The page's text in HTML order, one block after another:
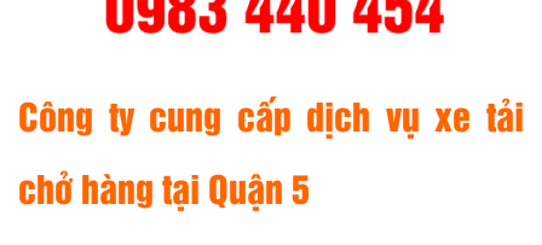
Công ty cung cấp dịch vụ xe tải
chở hàng tại Quận 5